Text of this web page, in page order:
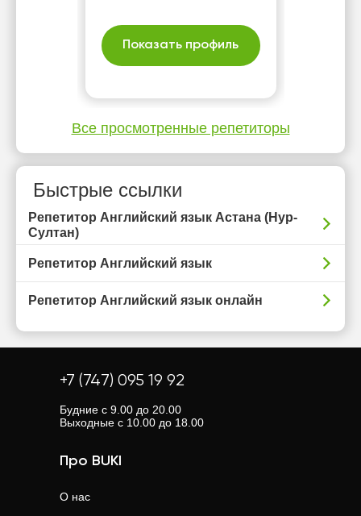
Показать профиль
Все просмотренные репетиторы
Быстрые ссылки
Репетитор Английский язык Астана (Нур-
Султан)
Репетитор Английский язык
Репетитор Английский язык онлайн
+7 (747) 095 19 92
Будние с 9.00 до 20.00
Выходные с 10.00 до 18.00
Про BUKI
О нас